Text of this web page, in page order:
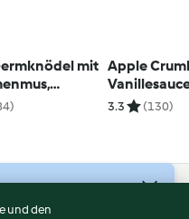
mit
und
Apple
3.3 (130)
und den